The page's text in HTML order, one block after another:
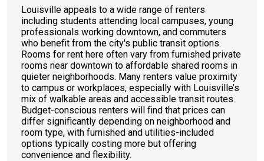
Louisville appeals to a wide range of renters
including students attending local campuses, young
professionals working downtown, and commuters
who benefit from the city's public transit options.
Rooms for rent here often vary from furnished private
rooms near downtown to affordable shared rooms in
quieter neighborhoods. Many renters value proximity
to campus or workplaces, especially with Louisville’s
mix of walkable areas and accessible transit routes.
Budget-conscious renters will find that prices can
differ significantly depending on neighborhood and
room type, with furnished and utilities-included
options typically costing more but offering
convenience and flexibility.